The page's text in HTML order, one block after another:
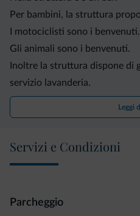
Per bambini, la struttura
I motociclisti sono i benvenuti.
Gli animali sono i benvenuti.
Inoltre la struttura dispone di
servizio lavanderia.
Leggi
Servizi e Condizioni
Parcheggio